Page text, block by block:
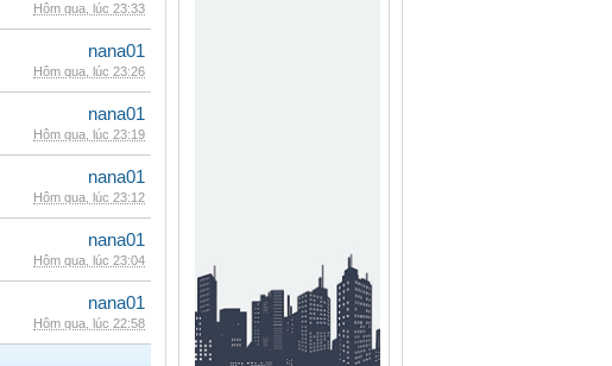
Hôm qua, lúc 23:33
nana01
Hôm qua, lúc 23:26
nana01
Hôm qua, lúc 23:19
nana01
Hôm qua, lúc 23:12
nana01
Hôm qua, lúc 23:04
nana01
Hôm qua, lúc 22:58